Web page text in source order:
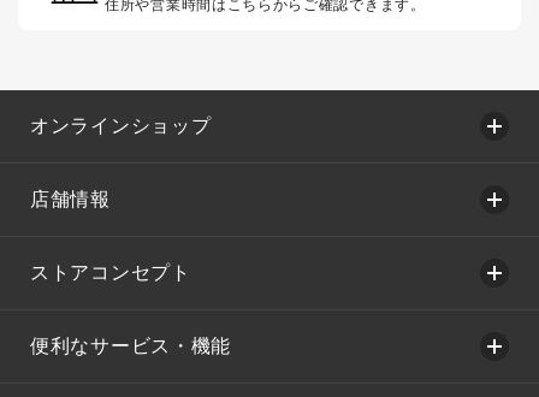
住所や営業時間はこちらからご確認できます。
オンラインショップ
店舗情報
ストアコンセプト
便利なサービス・機能